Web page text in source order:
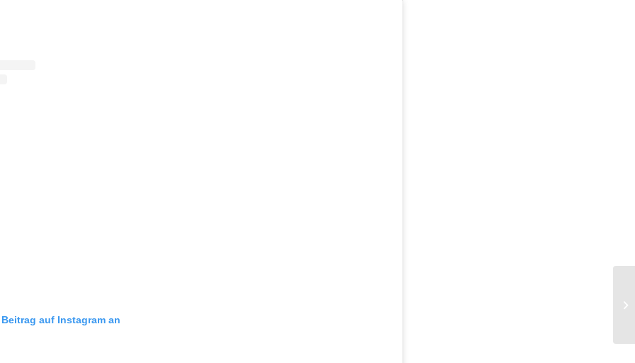
auf Instagram an